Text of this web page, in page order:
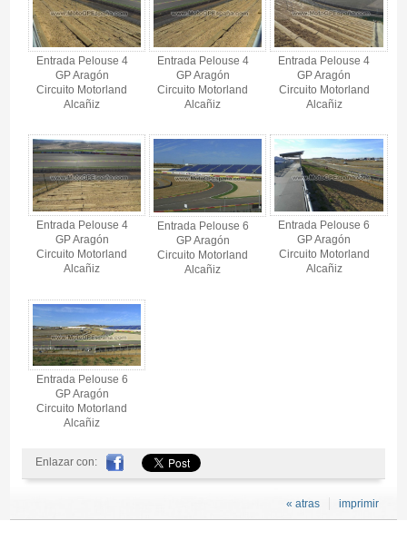
Entrada Pelouse 4
GP Aragón
Circuito Motorland
Alcañiz
Entrada Pelouse 4
GP Aragón
Circuito Motorland
Alcañiz
Entrada Pelouse 4
GP Aragón
Circuito Motorland
Alcañiz
Entrada Pelouse 4
GP Aragón
Circuito Motorland
Alcañiz
Entrada Pelouse 6
GP Aragón
Circuito Motorland
Alcañiz
Entrada Pelouse 6
GP Aragón
Circuito Motorland
Alcañiz
Entrada Pelouse 6
GP Aragón
Circuito Motorland
Alcañiz
Enlazar con:
imprimir
« atras